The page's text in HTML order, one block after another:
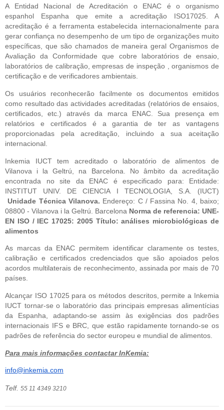
A Entidad Nacional de Acreditación o ENAC é o organismo
espanhol Espanha que emite a acreditação ISO17025. A
acreditação é a ferramenta estabelecida internacionalmente para
gerar confiança no desempenho de um tipo de organizações muito
específicas, que são chamados de maneira geral Organismos de
Avaliação da Conformidade que cobre laboratórios de ensaio,
laboratórios de calibração, empresas de inspeção , organismos de
certificação e de verificadores ambientais.
Os usuários reconhecerão facilmente os documentos emitidos
como resultado das actividades acreditadas (relatórios de ensaios,
certificados, etc.) através da marca ENAC. Sua presença em
relatórios e certificados é a garantia de ter as vantagens
proporcionadas pela acreditação, incluindo a sua aceitação
internacional.
Inkemia IUCT tem acreditado o laboratório de alimentos de
Vilanova i la Geltrú, na Barcelona. No âmbito da acreditação
encontrada no site da ENAC é especificado para: Entidade:
INSTITUT UNIV. DE CIENCIA I TECNOLOGIA, S.A. (IUCT)
Unidade Técnica Vilanova. Endereço: C / Fassina No. 4, baixo;
08800 - Vilanova i la Geltrú. Barcelona Norma de referencia: UNE-
EN ISO / IEC 17025: 2005 Título: análises microbiológicas de
alimentos
As marcas da ENAC permitem identificar claramente os testes,
calibração e certificados credenciados que são apoiados pelos
acordos multilaterais de reconhecimento, assinada por mais de 70
países.
Alcançar ISO 17025 para os métodos descritos, permite a Inkemia
IUCT tornar-se o laboratório das principais empresas alimentícias
da Espanha, adaptando-se assim às exigências dos padrões
internacionais IFS e BRC, que estão rapidamente tornando-se os
padrões de referência do sector europeu e mundial de alimentos.
Para mais informações contactar InKemia:
info@inkemia.com
Telf. 55 11 4349 3210